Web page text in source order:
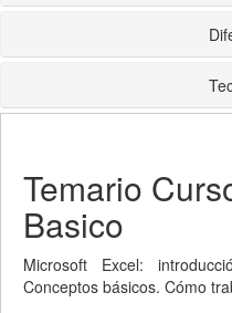
Temario
Basico
Microsoft Excel:
Conceptos básicos. Cómo